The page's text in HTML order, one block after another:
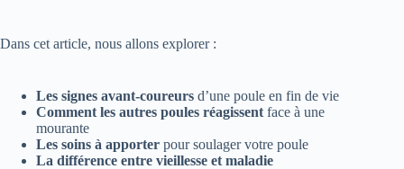
Dans cet article, nous allons explorer :
Les signes avant-coureurs d’une poule en fin de vie
Comment les autres poules réagissent face à une
mourante
Les soins à apporter pour soulager votre poule
La différence entre vieillesse et maladie